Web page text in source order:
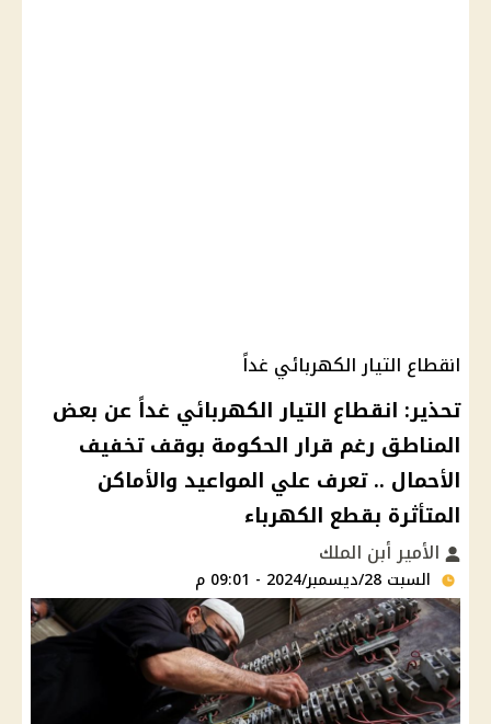
انقطاع التيار الكهربائي غداً
تحذير: انقطاع التيار الكهربائي غداً عن بعض
المناطق رغم قرار الحكومة بوقف تخفيف
الأحمال .. تعرف علي المواعيد والأماكن
المتأثرة بقطع الكهرباء
الأمير أبن الملك
السبت 28/ديسمبر/2024 - 09:01 م